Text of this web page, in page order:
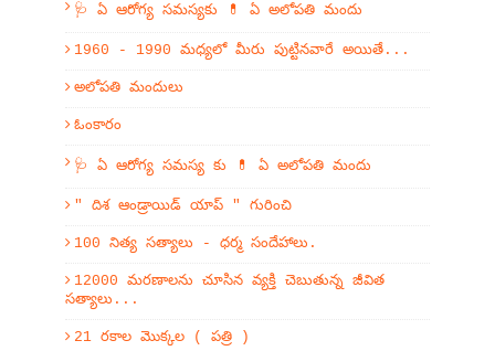
🩺 ఏ ఆరోగ్య సమస్యకు 💊 ఏ అలోపతి మందు
1960 - 1990 మధ్యలో మీరు పుట్టినవారే అయితే...
అలోపతి మందులు
ఓంకారం
🩺 ఏ ఆరోగ్య సమస్య కు 💊 ఏ అలోపతి మందు
" దిశ ఆండ్రాయిడ్ యాప్ " గురించి
100 నిత్య సత్యాలు - ధర్మ సందేహాలు.
12000 మరణాలను చూసిన వ్యక్తి చెబుతున్న జీవిత
సత్యాలు...
21 రకాల మొక్కల ( పత్రి )